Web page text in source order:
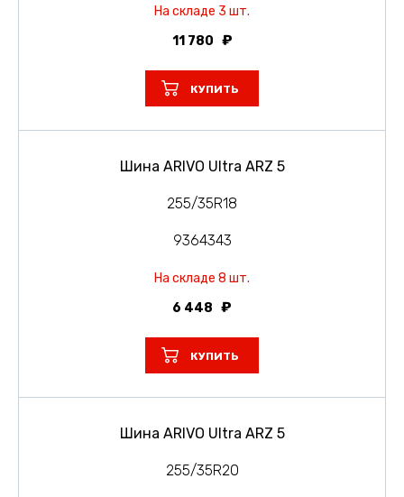
На складе 3 шт.
11 780
КУПИТЬ
Шина ARIVO Ultra ARZ 5
255/35R18
9364343
На складе 8 шт.
6 448
КУПИТЬ
Шина ARIVO Ultra ARZ 5
255/35R20